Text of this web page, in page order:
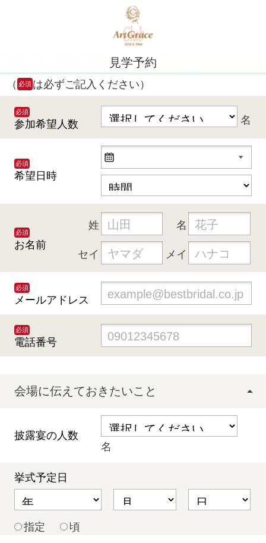
見学予約
（ 必須 は必ずご記入ください）
必須
参加希望人数 名
必須
希望日時
必須
お名前
姓 名
セイ メイ
必須
メールアドレス
必須
電話番号
会場に伝えておきたいこと
披露宴の人数
名
挙式予定日
指定 頃